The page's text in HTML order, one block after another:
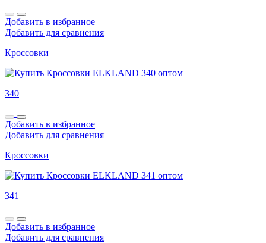
Добавить в избранное
Добавить для сравнения
Кроссовки
340
Добавить в избранное
Добавить для сравнения
Кроссовки
341
Добавить в избранное
Добавить для сравнения